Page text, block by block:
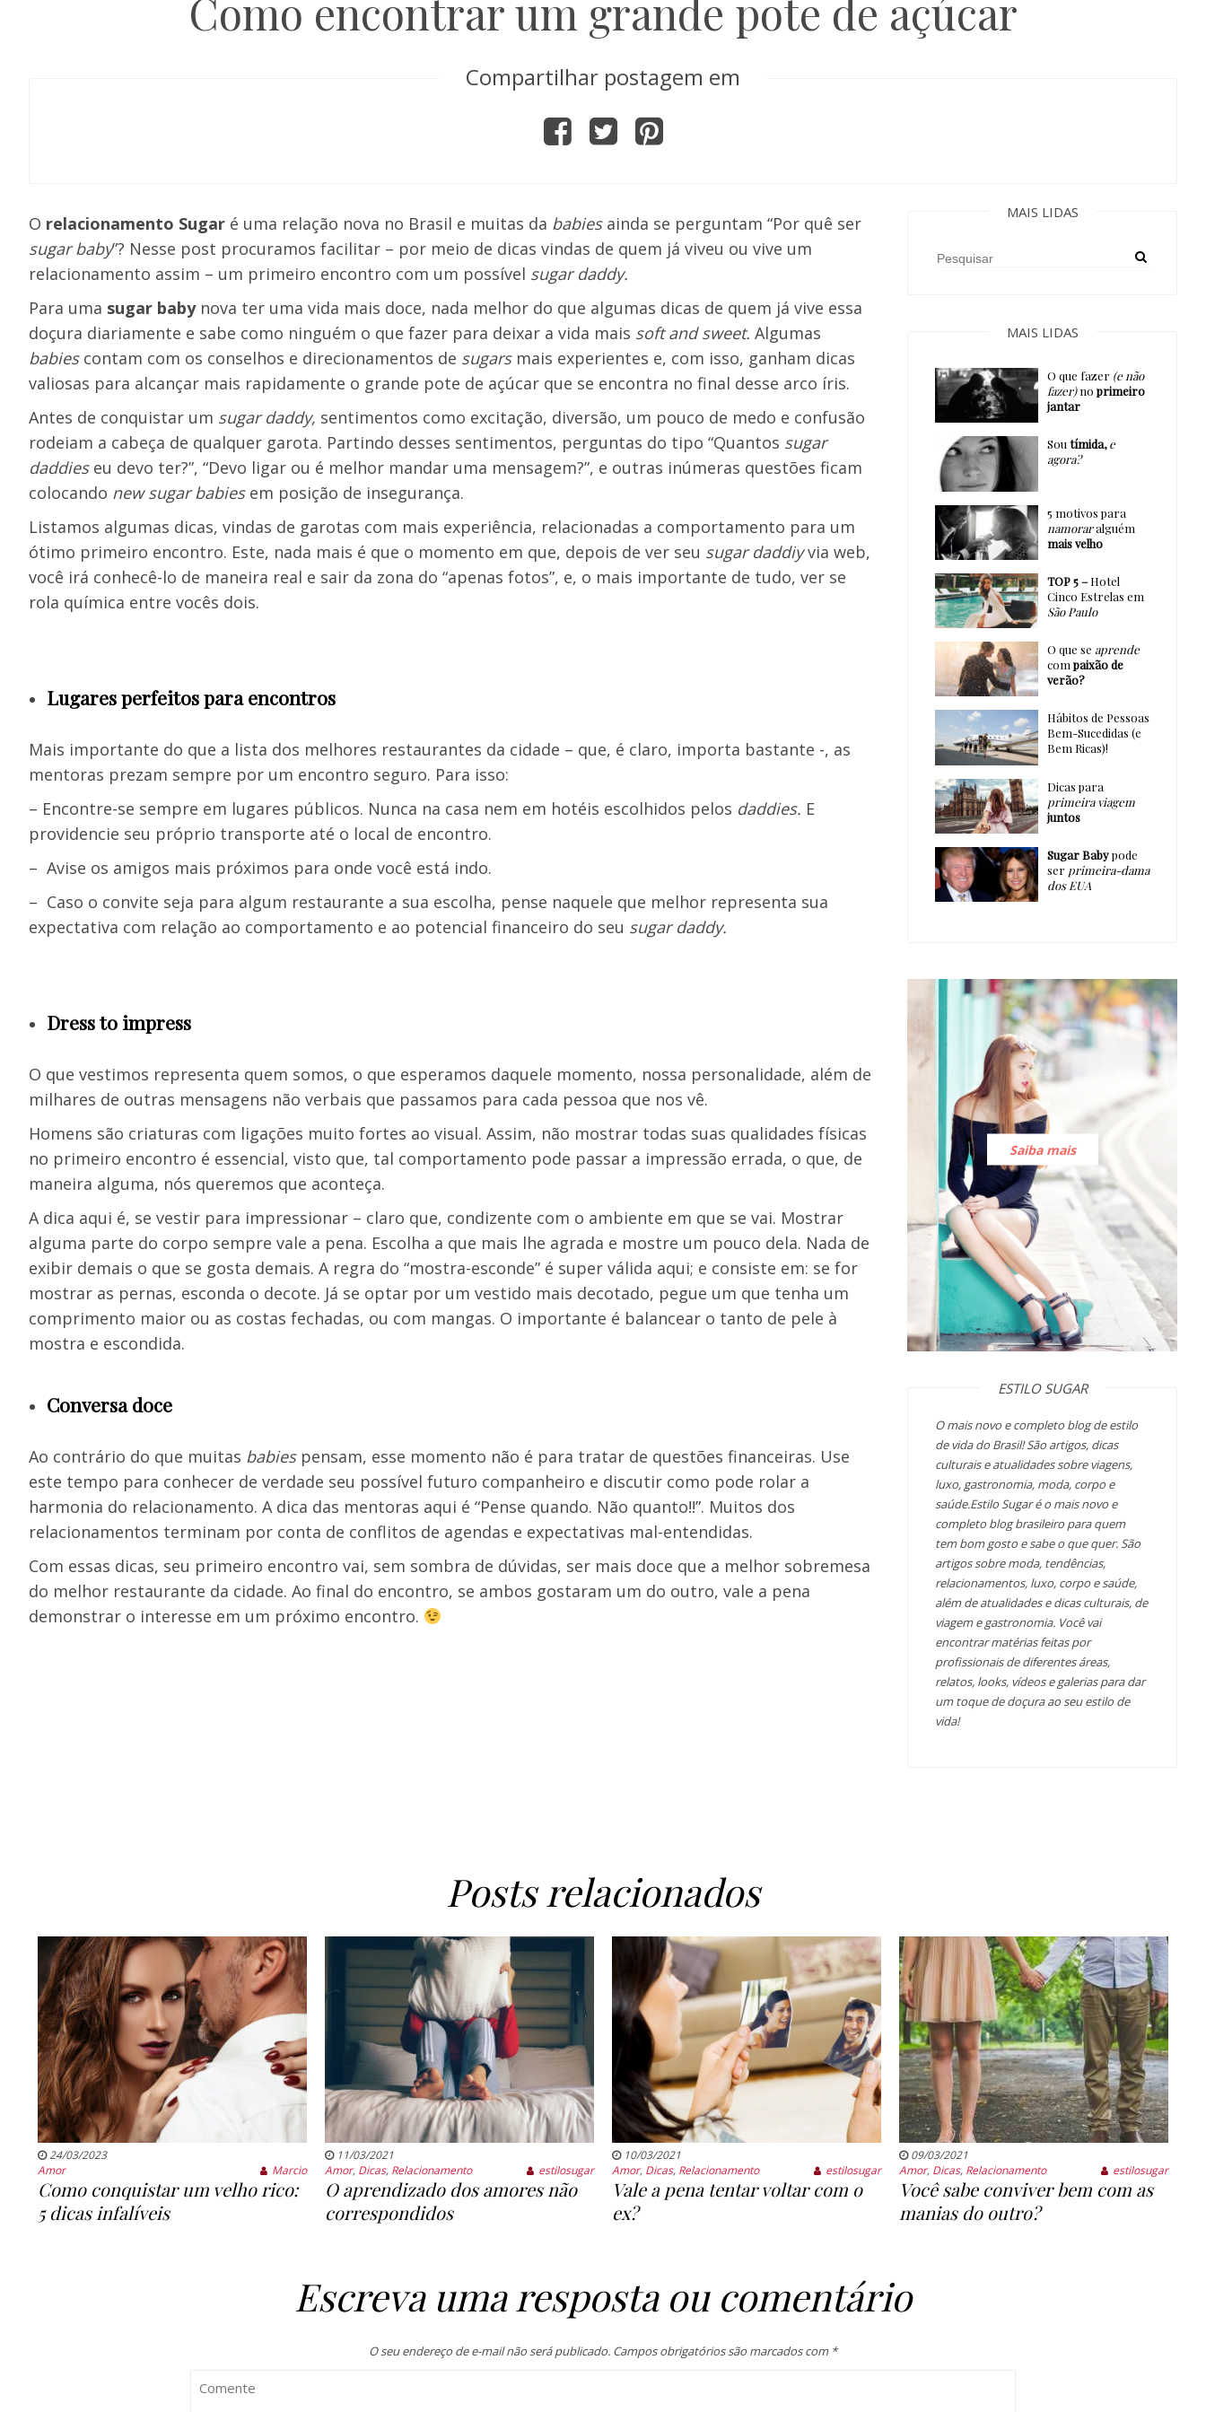
Como encontrar um grande pote de açúcar
Compartilhar postagem em
O relacionamento Sugar é uma relação nova no Brasil e muitas da babies ainda se perguntam “Por quê ser
sugar baby”? Nesse post procuramos facilitar – por meio de dicas vindas de quem já viveu ou vive um
relacionamento assim – um primeiro encontro com um possível sugar daddy.
Para uma sugar babynova ter uma vida mais doce, nada melhor do que algumas dicas de quem já vive essa
doçura diariamente e sabe como ninguém o que fazer para deixar a vida mais soft and sweet. Algumas
babies contam com os conselhos e direcionamentos de sugars mais experientes e, com isso, ganham dicas
valiosas para alcançar mais rapidamente o grande pote de açúcar que se encontra no final desse arco íris.
Antes de conquistar um sugar daddy, sentimentos como excitação, diversão, um pouco de medo e confusão
rodeiam a cabeça de qualquer garota. Partindo desses sentimentos, perguntas do tipo “Quantos sugar
daddies eu devo ter?”, “Devo ligar ou é melhor mandar uma mensagem?”, e outras inúmeras questões ficam
colocando new sugar babies em posição de insegurança.
Listamos algumas dicas, vindas de garotas com mais experiência, relacionadas a comportamento para um
ótimo primeiro encontro. Este, nada mais é que o momento em que, depois de ver seu sugar daddiyvia web,
você irá conhecê-lo de maneira real e sair da zona do “apenas fotos”, e, o mais importante de tudo, ver se
rola química entre vocês dois.
Lugares perfeitos para encontros
Mais importante do que a lista dos melhores restaurantes da cidade – que, é claro, importa bastante -, as
mentoras prezam sempre por um encontro seguro. Para isso:
– Encontre-se sempre em lugares públicos. Nunca na casa nem em hotéis escolhidos pelos daddies. E
providencie seu próprio transporte até o local de encontro.
– Avise os amigos mais próximos para onde você está indo.
– Caso o convite seja para algum restaurante a sua escolha, pense naquele que melhor representa sua
expectativa com relação ao comportamento e ao potencial financeiro do seu sugar daddy.
Dress to impress
O que vestimos representa quem somos, o que esperamos daquele momento, nossa personalidade, além de
milhares de outras mensagens não verbais que passamos para cada pessoa que nos vê.
Homens são criaturas com ligações muito fortes ao visual. Assim, não mostrar todas suas qualidades físicas
no primeiro encontro é essencial, visto que, tal comportamento pode passar a impressão errada, o que, de
maneira alguma, nós queremos que aconteça.
A dica aqui é, se vestir para impressionar – claro que, condizente com o ambiente em que se vai. Mostrar
alguma parte do corpo sempre vale a pena. Escolha a que mais lhe agrada e mostre um pouco dela. Nada de
exibir demais o que se gosta demais. A regra do “mostra-esconde” é super válida aqui; e consiste em: se for
mostrar as pernas, esconda o decote. Já se optar por um vestido mais decotado, pegue um que tenha um
comprimento maior ou as costas fechadas, ou com mangas. O importante é balancear o tanto de pele à
mostra e escondida.
Conversa doce
Ao contrário do que muitas babies pensam, esse momento não é para tratar de questões financeiras. Use
este tempo para conhecer de verdade seu possível futuro companheiro e discutir como pode rolar a
harmonia do relacionamento. A dica das mentoras aqui é “Pense quando. Não quanto!!”. Muitos dos
relacionamentos terminam por conta de conflitos de agendas e expectativas mal-entendidas.
Com essas dicas, seu primeiro encontro vai, sem sombra de dúvidas, ser mais doce que a melhor sobremesa
do melhor restaurante da cidade. Ao final do encontro, se ambos gostaram um do outro, vale a pena
demonstrar o interesse em um próximo encontro.
MAIS LIDAS
MAIS LIDAS
O que fazer (e não
fazer)noprimeiro
jantar
Sou tímida, e
agora?
5 motivos para
namoraralguém
mais velho
TOP 5 –Hotel
Cinco Estrelas em
São Paulo
O que se aprende
compaixão de
verão?
Hábitos de Pessoas
Bem-Sucedidas (e
Bem Ricas)!
Dicas para
primeira viagem
juntos
Sugar Babypode
ser primeira-dama
dos EUA
Saiba mais
ESTILO SUGAR
O mais novo e completo blog de estilo
de vida do Brasil! São artigos, dicas
culturais e atualidades sobre viagens,
luxo, gastronomia, moda, corpo e
saúde.Estilo Sugar é o mais novo e
completo blog brasileiro para quem
tem bom gosto e sabe o que quer. São
artigos sobre moda, tendências,
relacionamentos, luxo, corpo e saúde,
além de atualidades e dicas culturais, de
viagem e gastronomia. Você vai
encontrar matérias feitas por
profissionais de diferentes áreas,
relatos, looks, vídeos e galerias para dar
um toque de doçura ao seu estilo de
vida!
Posts relacionados
24/03/2023
Amor
Marcio
Como conquistar um velho rico:
5 dicas infalíveis
11/03/2021
Amor, Dicas, Relacionamento estilosugar
O aprendizado dos amores não
correspondidos
10/03/2021
Amor, Dicas, Relacionamento estilosugar
Vale a pena tentar voltar com o
ex?
09/03/2021
Amor, Dicas, Relacionamento estilosugar
Você sabe conviver bem com as
manias do outro?
Escreva uma resposta ou comentário
O seu endereço de e-mail não será publicado. Campos obrigatórios são marcados com *